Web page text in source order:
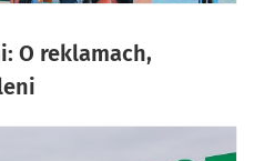
O reklamach,